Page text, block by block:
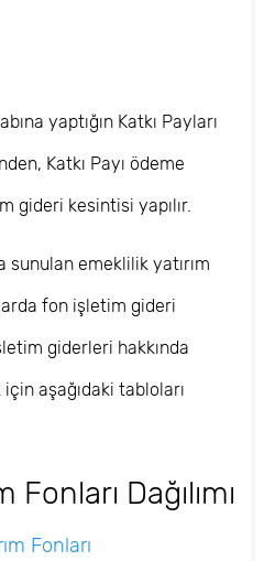
yaptığın Katkı Payları
Katkı Payı ödeme
gideri kesintisi yapılır.
sunulan emeklilik yatırım
fon işletim gideri
giderleri hakkında
aşağıdaki tabloları
Fonları Dağılımı
Fonları